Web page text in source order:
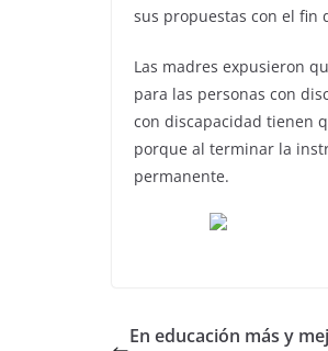
sus propuestas con el fin
Las madres expusieron
para las personas con
con discapacidad tienen
porque al terminar la
permanente.
En educación más y